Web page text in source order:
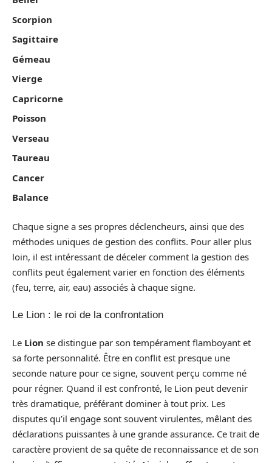
Scorpion
Sagittaire
Gémeau
Vierge
Capricorne
Poisson
Verseau
Taureau
Cancer
Balance
Chaque signe a ses propres déclencheurs, ainsi que des
méthodes uniques de gestion des conflits. Pour aller plus
loin, il est intéressant de déceler comment la gestion des
conflits peut également varier en fonction des éléments
(feu, terre, air, eau) associés à chaque signe.
Le Lion : le roi de la confrontation
Le Lion se distingue par son tempérament flamboyant et
sa forte personnalité. Être en conflit est presque une
seconde nature pour ce signe, souvent perçu comme né
pour régner. Quand il est confronté, le Lion peut devenir
très dramatique, préférant dominer à tout prix. Les
disputes qu’il engage sont souvent virulentes, mêlant des
déclarations puissantes à une grande assurance. Ce trait de
caractère provient de sa quête de reconnaissance et de son